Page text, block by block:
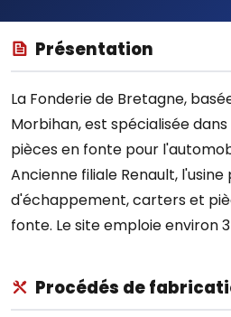
Présentation
La Fonderie de Bretagne,
Morbihan, est spécialisée
pièces en fonte pour
Ancienne filiale Renault,
d'échappement, carters et
fonte. Le site emploie environ
Procédés de